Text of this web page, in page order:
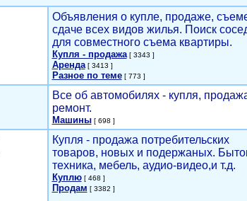
Объявления о купле, продаже,
сдаче всех видов жилья. Поиск
для совместного съема квартиры.
Купля - продажа[ 3343 ]
Аренда[ 3413 ]
Разное по теме[ 773 ]
Все об автомобилях - купля,
ремонт.
Машины[ 698 ]
Купля - продажа потребительских
товаров, новых и подержаных.
техника, мебель, аудио-видео,и т.д.
Куплю[ 468 ]
Продам [ 3382 ]